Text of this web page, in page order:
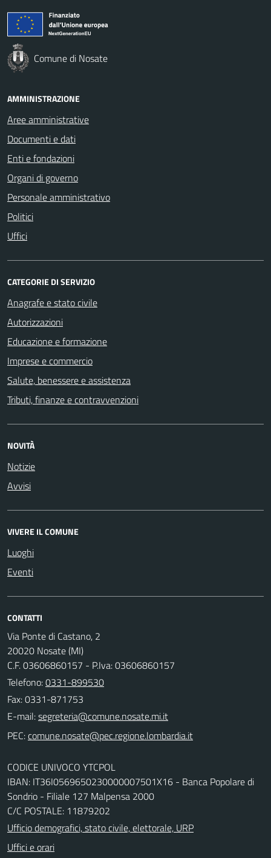
Comune di Nosate
AMMINISTRAZIONE
Aree amministrative
Documenti e dati
Enti e fondazioni
Organi di governo
Personale amministrativo
Politici
Uffici
CATEGORIE DI SERVIZIO
Anagrafe e stato civile
Autorizzazioni
Educazione e formazione
Imprese e commercio
Salute, benessere e assistenza
Tributi, finanze e contravvenzioni
NOVITÀ
Notizie
Avvisi
VIVERE IL COMUNE
Luoghi
Eventi
CONTATTI
Via Ponte di Castano, 2
20020 Nosate (MI)
C.F. 03606860157 - P.Iva: 03606860157
Telefono:0331-899530
Fax: 0331-871753
E-mail:
PEC:
CODICE UNIVOCO YTCPOL
IBAN: IT36I0569650230000007501X16 - Banca Popolare di
Sondrio - Filiale 127 Malpensa 2000
C/C POSTALE: 11879202
Ufficio demografici, stato civile, elettorale, URP
Uffici e orari